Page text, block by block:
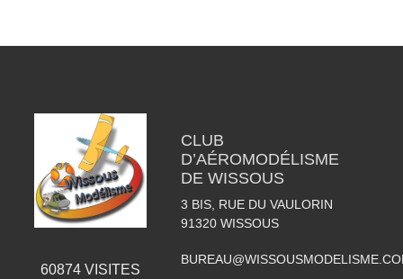
60874VISITES
CLUB
D’AÉROMODÉLISME
DE WISSOUS
3 BIS, RUE DU VAULORIN
91320 WISSOUS